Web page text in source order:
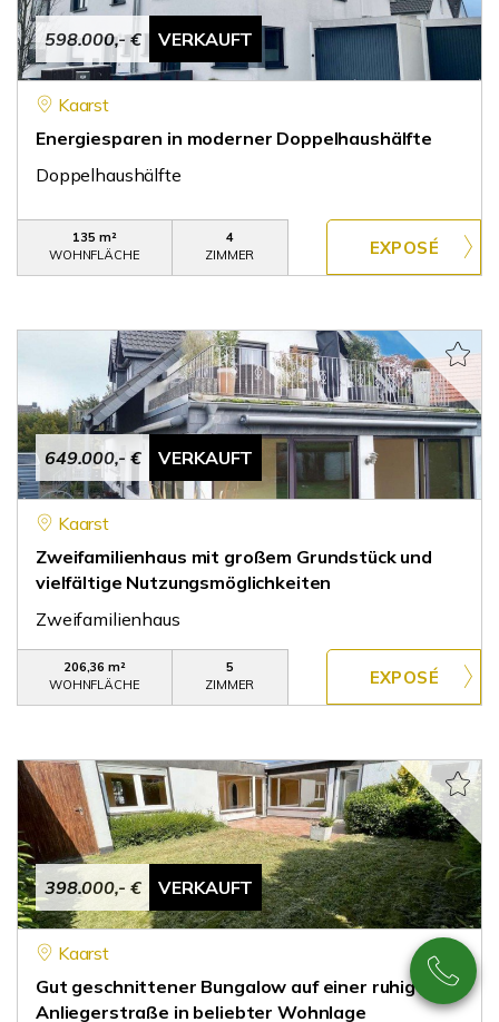
598.000,- € VERKAUFT
Kaarst
Energiesparen in moderner Doppelhaushälfte
Doppelhaushälfte
135 m²
WOHNFLÄCHE
4
ZIMMER
649.000,- € VERKAUFT
Kaarst
Zweifamilienhaus mit großem Grundstück und
vielfältige Nutzungsmöglichkeiten
Zweifamilienhaus
206,36 m²
WOHNFLÄCHE
5
ZIMMER
398.000,- € VERKAUFT
Kaarst
Gut geschnittener Bungalow auf einer ruhigen
Anliegerstraße in beliebter Wohnlage